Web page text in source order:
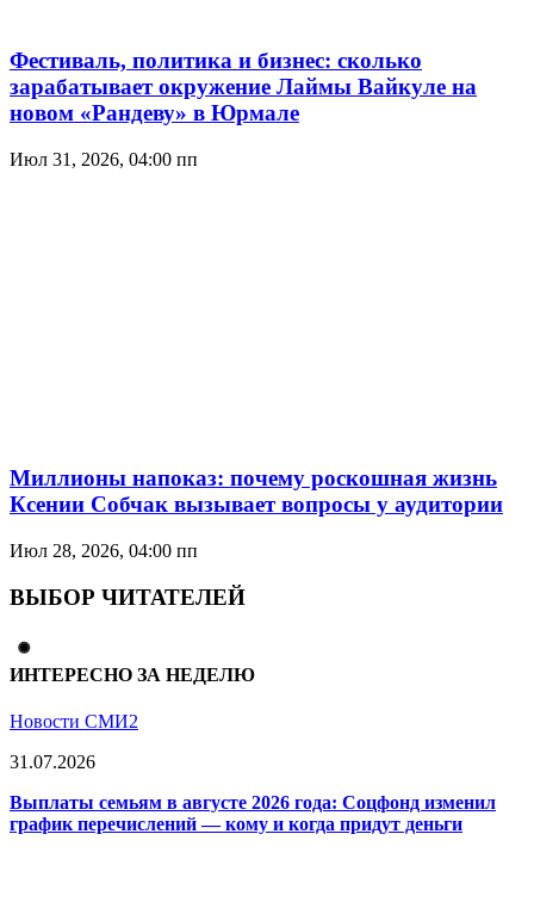
Фестиваль, политика и бизнес: сколько
зарабатывает окружение Лаймы Вайкуле на
новом «Рандеву» в Юрмале
Июл 31, 2026, 04:00 пп
Миллионы напоказ: почему роскошная жизнь
Ксении Собчак вызывает вопросы у аудитории
Июл 28, 2026, 04:00 пп
ВЫБОР ЧИТАТЕЛЕЙ
ИНТЕРЕСНО ЗА НЕДЕЛЮ
Новости СМИ2
31.07.2026
Выплаты семьям в августе 2026 года: Соцфонд изменил
график перечислений — кому и когда придут деньги